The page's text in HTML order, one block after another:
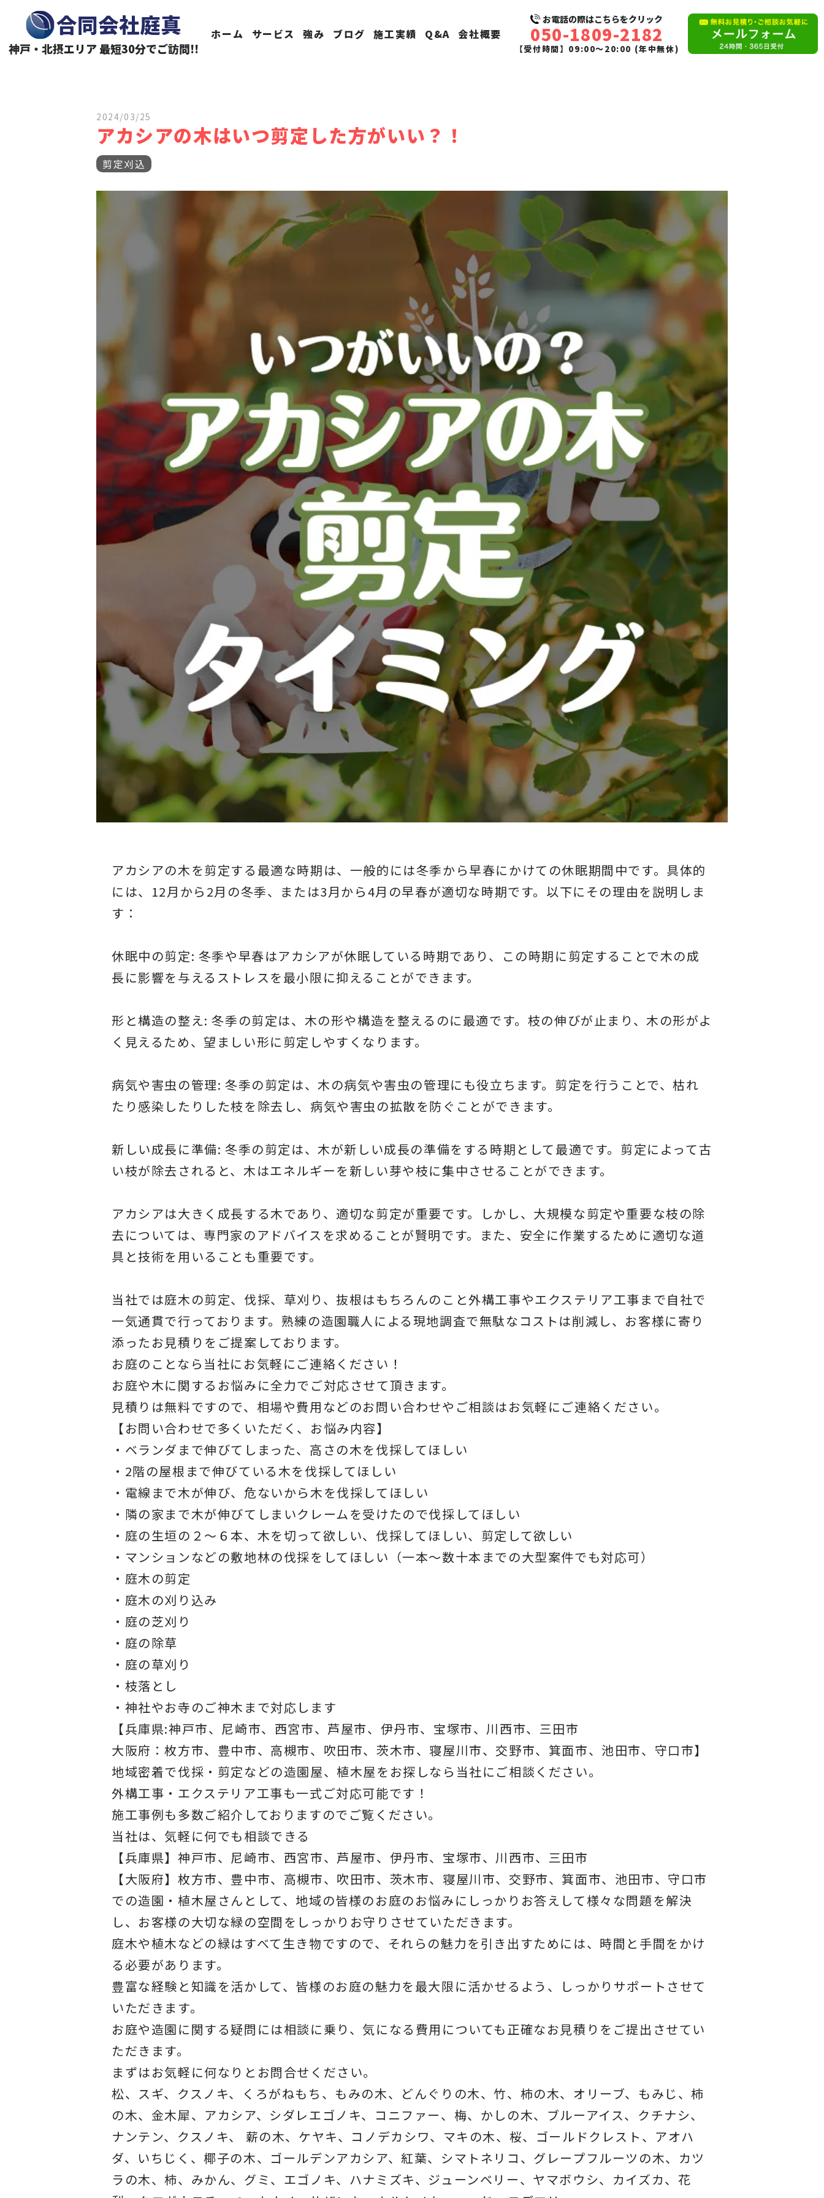
神戸・北摂エリアの伐採・剪定なら合同会社庭真へ
合同会社庭真
神戸・北摂エリア 最短30分でご訪問!!
ホーム サービス 強み ブログ 施工実績 Q&A 会社概要
お電話の際はこちらをクリック
050-1809-2182
【受付時間】09:00〜20:00 (年中無休)
2024/03/25
アカシアの木はいつ剪定した方がいい？！
剪定刈込
アカシアの木を剪定する最適な時期は、一般的には冬季から早春にかけての休眠期間中です。具体的
には、12月から2月の冬季、または3月から4月の早春が適切な時期です。以下にその理由を説明しま
す：
休眠中の剪定: 冬季や早春はアカシアが休眠している時期であり、この時期に剪定することで木の成
長に影響を与えるストレスを最小限に抑えることができます。
形と構造の整え: 冬季の剪定は、木の形や構造を整えるのに最適です。枝の伸びが止まり、木の形がよ
く見えるため、望ましい形に剪定しやすくなります。
病気や害虫の管理: 冬季の剪定は、木の病気や害虫の管理にも役立ちます。剪定を行うことで、枯れ
たり感染したりした枝を除去し、病気や害虫の拡散を防ぐことができます。
新しい成長に準備: 冬季の剪定は、木が新しい成長の準備をする時期として最適です。剪定によって古
い枝が除去されると、木はエネルギーを新しい芽や枝に集中させることができます。
アカシアは大きく成長する木であり、適切な剪定が重要です。しかし、大規模な剪定や重要な枝の除
去については、専門家のアドバイスを求めることが賢明です。また、安全に作業するために適切な道
具と技術を用いることも重要です。
当社では庭木の剪定、伐採、草刈り、抜根はもちろんのこと外構工事やエクステリア工事まで自社で
一気通貫で行っております。熟練の造園職人による現地調査で無駄なコストは削減し、お客様に寄り
添ったお見積りをご提案しております。
お庭のことなら当社にお気軽にご連絡ください！
お庭や木に関するお悩みに全力でご対応させて頂きます。
見積りは無料ですので、相場や費用などのお問い合わせやご相談はお気軽にご連絡ください。
【お問い合わせで多くいただく、お悩み内容】
・ベランダまで伸びてしまった、高さの木を伐採してほしい
・2階の屋根まで伸びている木を伐採してほしい
・電線まで木が伸び、危ないから木を伐採してほしい
・隣の家まで木が伸びてしまいクレームを受けたので伐採してほしい
・庭の生垣の２〜６本、木を切って欲しい、伐採してほしい、剪定して欲しい
・マンションなどの敷地林の伐採をしてほしい（一本〜数十本までの大型案件でも対応可）
・庭木の剪定
・庭木の刈り込み
・庭の芝刈り
・庭の除草
・庭の草刈り
・枝落とし
・神社やお寺のご神木まで対応します
【兵庫県:神戸市、尼崎市、西宮市、芦屋市、伊丹市、宝塚市、川西市、三田市
大阪府：枚方市、豊中市、高槻市、吹田市、茨木市、寝屋川市、交野市、箕面市、池田市、守口市】
地域密着で伐採・剪定などの造園屋、植木屋をお探しなら当社にご相談ください。
外構工事・エクステリア工事も一式ご対応可能です！
施工事例も多数ご紹介しておりますのでご覧ください。
当社は、気軽に何でも相談できる
【兵庫県】神戸市、尼崎市、西宮市、芦屋市、伊丹市、宝塚市、川西市、三田市
【大阪府】枚方市、豊中市、高槻市、吹田市、茨木市、寝屋川市、交野市、箕面市、池田市、守口市
での造園・植木屋さんとして、地域の皆様のお庭のお悩みにしっかりお答えして様々な問題を解決
し、お客様の大切な緑の空間をしっかりお守りさせていただきます。
庭木や植木などの緑はすべて生き物ですので、それらの魅力を引き出すためには、時間と手間をかけ
る必要があります。
豊富な経験と知識を活かして、皆様のお庭の魅力を最大限に活かせるよう、しっかりサポートさせて
いただきます。
お庭や造園に関する疑問には相談に乗り、気になる費用についても正確なお見積りをご提出させてい
ただきます。
まずはお気軽に何なりとお問合せください。
松、スギ、クスノキ、くろがねもち、もみの木、どんぐりの木、竹、柿の木、オリーブ、もみじ、柿
の木、金木犀、アカシア、シダレエゴノキ、コニファー、梅、かしの木、ブルーアイス、クチナシ、
ナンテン、クスノキ、 薪の木、ケヤキ、コノデカシワ、マキの木、桜、ゴールドクレスト、アオハ
ダ、いちじく、椰子の木、ゴールデンアカシア、紅葉、シマトネリコ、グレープフルーツの木、カツ
ラの木、柿、みかん、グミ、エゴノキ、ハナミズキ、ジューンベリー、ヤマボウシ、カイズカ、花